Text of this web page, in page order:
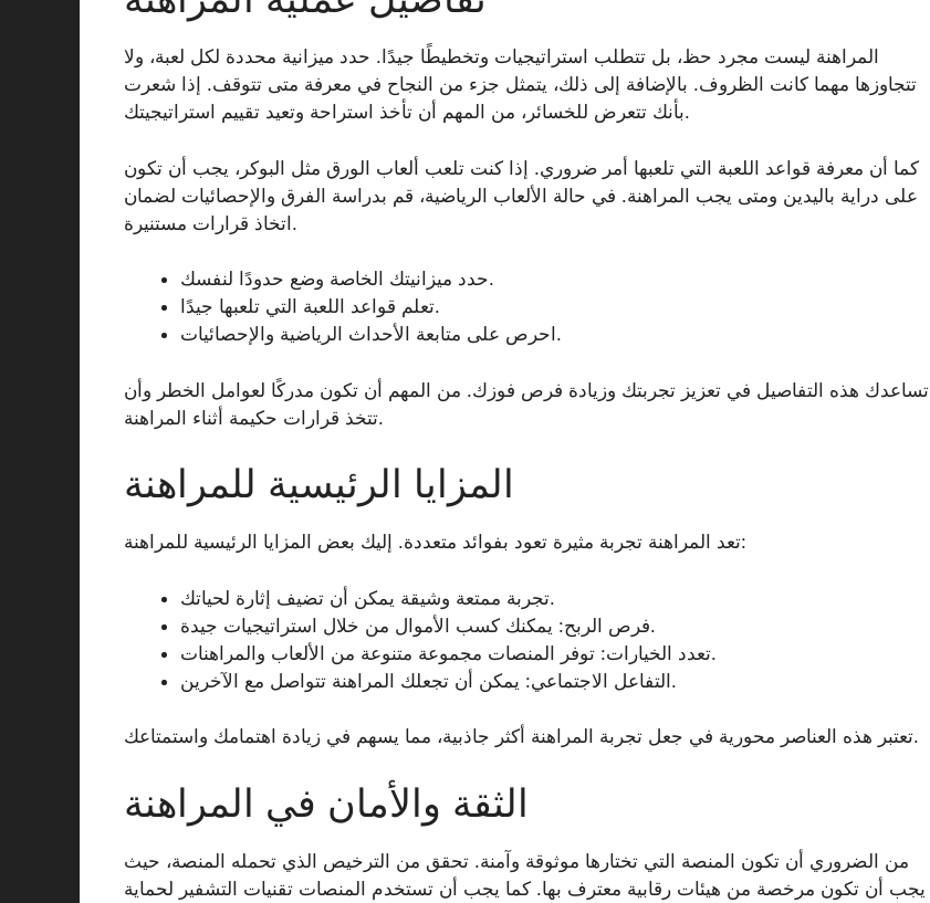
المراهنة ليست مجرد حظ، بل تتطلب استراتيجيات وتخطيطًا جيدًا. حدد ميزانية محددة لكل لعبة، ولا
تتجاوزها مهما كانت الظروف. بالإضافة إلى ذلك، يتمثل جزء من النجاح في معرفة متى تتوقف. إذا شعرت
بأنك تتعرض للخسائر، من المهم أن تأخذ استراحة وتعيد تقييم استراتيجيتك.
كما أن معرفة قواعد اللعبة التي تلعبها أمر ضروري. إذا كنت تلعب ألعاب الورق مثل البوكر، يجب أن تكون
على دراية باليدين ومتى يجب المراهنة. في حالة الألعاب الرياضية، قم بدراسة الفرق والإحصائيات لضمان
اتخاذ قرارات مستنيرة.
حدد ميزانيتك الخاصة وضع حدودًا لنفسك.
تعلم قواعد اللعبة التي تلعبها جيدًا.
احرص على متابعة الأحداث الرياضية والإحصائيات.
تساعدك هذه التفاصيل في تعزيز تجربتك وزيادة فرص فوزك. من المهم أن تكون مدركًا لعوامل الخطر وأن
تتخذ قرارات حكيمة أثناء المراهنة.
المزايا الرئيسية للمراهنة
تعد المراهنة تجربة مثيرة تعود بفوائد متعددة. إليك بعض المزايا الرئيسية للمراهنة:
تجربة ممتعة وشيقة يمكن أن تضيف إثارة لحياتك.
فرص الربح: يمكنك كسب الأموال من خلال استراتيجيات جيدة.
تعدد الخيارات: توفر المنصات مجموعة متنوعة من الألعاب والمراهنات.
التفاعل الاجتماعي: يمكن أن تجعلك المراهنة تتواصل مع الآخرين.
تعتبر هذه العناصر محورية في جعل تجربة المراهنة أكثر جاذبية، مما يسهم في زيادة اهتمامك واستمتاعك.
الثقة والأمان في المراهنة
من الضروري أن تكون المنصة التي تختارها موثوقة وآمنة. تحقق من الترخيص الذي تحمله المنصة، حيث
يجب أن تكون مرخصة من هيئات رقابية معترف بها. كما يجب أن تستخدم المنصات تقنيات التشفير لحماية